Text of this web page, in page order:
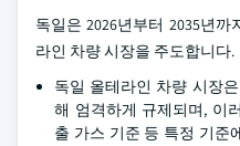
독일은 2026년부터 2035년
라인 차량 시장을 주도합니다.
독일 올테라인 차량 시장
해 엄격하게 규제되며, 이
출 가스 기준 등 특정 기준